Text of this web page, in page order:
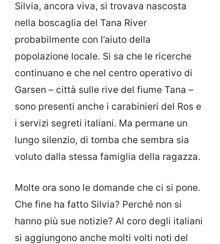
Silvia, ancora viva, si trovava nascosta
nella boscaglia del Tana River
probabilmente con l’aiuto della
popolazione locale. Si sa che le ricerche
continuano e che nel centro operativo di
Garsen – città sulle rive del fiume Tana –
sono presenti anche i carabinieri del Ros e
i servizi segreti italiani. Ma permane un
lungo silenzio, di tomba che sembra sia
voluto dalla stessa famiglia della ragazza.
Molte ora sono le domande che ci si pone.
Che fine ha fatto Silvia? Perché non si
hanno più sue notizie? Al coro degli italiani
si aggiungono anche molti volti noti del